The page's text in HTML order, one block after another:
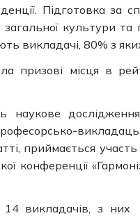
Підготовка за
культури та
викладачі, 80% з
призові місця в
наукове
приймається
конференції
викладачів, з